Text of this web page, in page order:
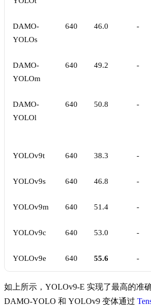
DAMO-
YOLOs
640 46.0 -
DAMO-
YOLOm
640 49.2 -
DAMO-
YOLOl
640 50.8 -
YOLOv9t 640 38.3 -
YOLOv9s 640 46.8 -
YOLOv9m 640 51.4 -
YOLOv9c 640 53.0 -
YOLOv9e 640 55.6 -
如上所示，YOLOv9-E 实现了最高的准
DAMO-YOLO 和 YOLOv9 变体通过